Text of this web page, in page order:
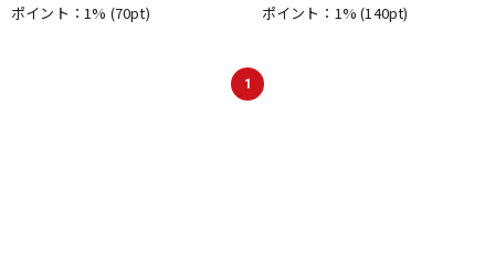
DJ機器 DTM
ポイント：1% (70pt) ポイント：1%(140pt)
1